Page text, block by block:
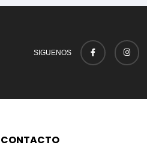
SIGUENOS
CONTACTO